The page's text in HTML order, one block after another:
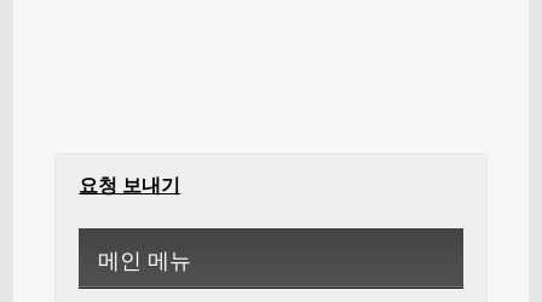
요청 보내기
메인 메뉴